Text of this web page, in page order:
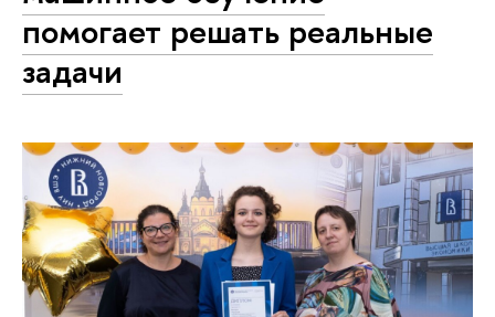
помогает решать реальные
задачи